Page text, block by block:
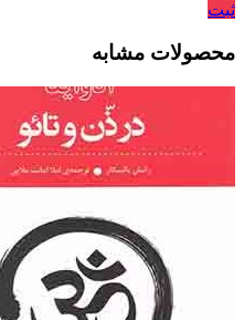
ثبت
محصولات مشابه